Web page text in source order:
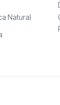
Natural